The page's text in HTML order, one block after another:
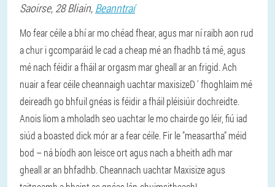
Saoirse, 28 Bliain, Beanntraí
Mo fear céile a bhí ar mo chéad fhear, agus mar ní raibh aon rud
a chur i gcomparáid le cad a cheap mé an fhadhb tá mé, agus
mé nach féidir a fháil ar orgasm mar gheall ar an frigid. Ach
nuair a fear céile cheannaigh uachtar maxisizeD ' fhoghlaim mé
deireadh go bhfuil gnéas is féidir a fháil pléisiúir dochreidte.
Anois liom a mholadh seo uachtar le mo chairde go léir, fiú iad
siúd a boasted dick mór ar a fear céile. Fir le "measartha" méid
bod – ná bíodh aon leisce ort agus nach a bheith adh mar
gheall ar an bhfadhb. Cheannach uachtar Maxisize agus